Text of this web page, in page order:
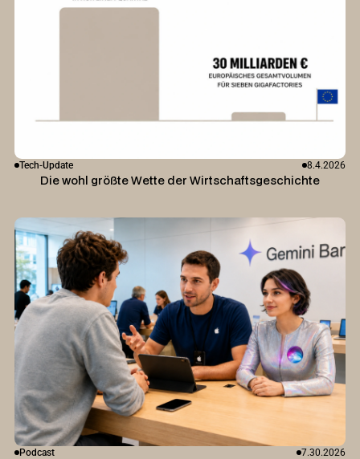
Tech-Update 8.4.2026
Die wohl größte Wette der Wirtschaftsgeschichte
Podcast 7.30.2026